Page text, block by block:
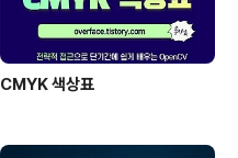
CMYK 색상표